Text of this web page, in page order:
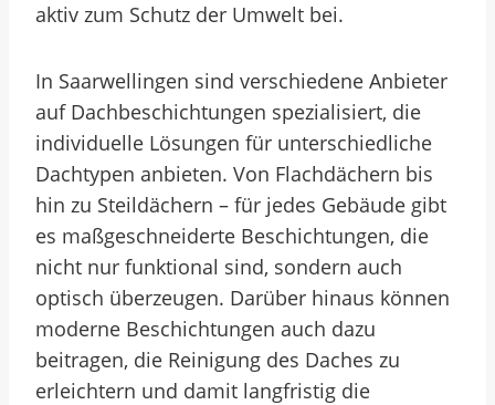
aktiv zum Schutz der Umwelt bei.
In Saarwellingen sind verschiedene Anbieter
auf Dachbeschichtungen spezialisiert, die
individuelle Lösungen für unterschiedliche
Dachtypen anbieten. Von Flachdächern bis
hin zu Steildächern – für jedes Gebäude gibt
es maßgeschneiderte Beschichtungen, die
nicht nur funktional sind, sondern auch
optisch überzeugen. Darüber hinaus können
moderne Beschichtungen auch dazu
beitragen, die Reinigung des Daches zu
erleichtern und damit langfristig die